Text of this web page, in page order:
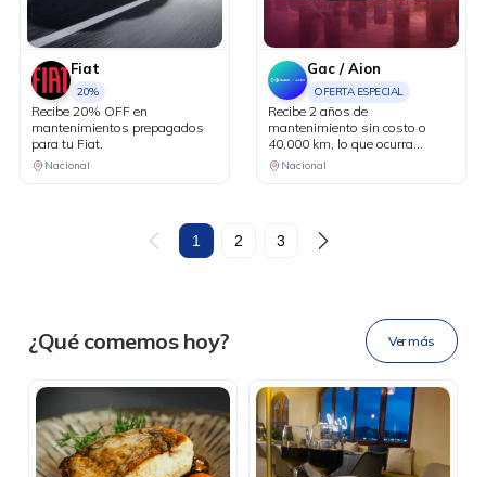
Fiat
20%
Recibe 20% OFF en
mantenimientos prepagados
para tu Fiat.
Nacional
Gac / Aion
OFERTA ESPECIAL
Recibe 2 años de
mantenimiento sin costo o
40,000 km, lo que ocurra
primero. Aplica en la compra de
vehículos eléctricos.
Nacional
1 2 3
Ahora tus blu benefits
en una
sola app.
DESCÁRGALA
¿Qué comemos hoy? Ver más